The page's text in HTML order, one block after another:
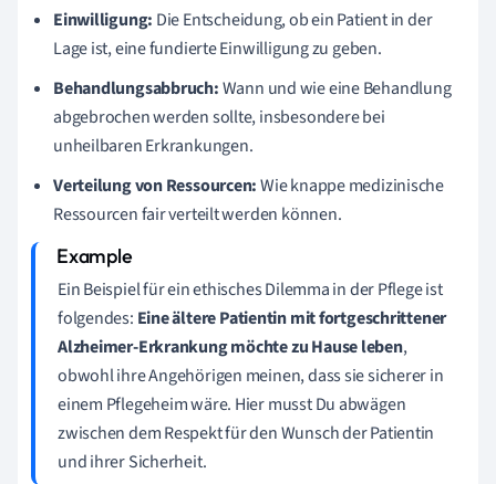
Einwilligung: Die Entscheidung, ob ein Patient in der
Lage ist, eine fundierte Einwilligung zu geben.
Behandlungsabbruch:Wann und wie eine Behandlung
abgebrochen werden sollte, insbesondere bei
unheilbaren Erkrankungen.
Verteilung von Ressourcen:Wie knappe medizinische
Ressourcen fair verteilt werden können.
Ein Beispiel für ein ethisches Dilemma in der Pflege ist
folgendes: Eine ältere Patientin mit fortgeschrittener
Alzheimer-Erkrankung möchte zu Hause leben,
obwohl ihre Angehörigen meinen, dass sie sicherer in
einem Pflegeheim wäre. Hier musst Du abwägen
zwischen dem Respekt für den Wunsch der Patientin
und ihrer Sicherheit.